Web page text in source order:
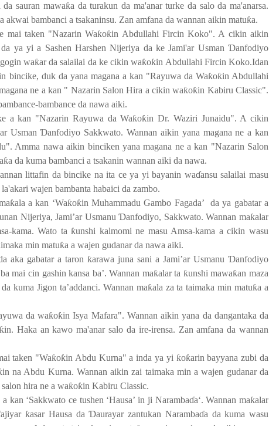
da sauran mawaƙa da turakun da ma'anar turke da salo da ma'anarsa.
akwai bambanci a tsakaninsu. Zan amfana da wannan aikin matuƙa.
mai taken "Nazarin Waƙoƙin Abdullahi Fircin Koko". A cikin aikin
ya yi a Sashen Harshen Nijeriya da ke Jami'ar Usman Ɗanfodiyo
waƙar da salailai da ke cikin waƙoƙin Abdullahi Fircin Koko.Idan
bincike, duk da yana magana a kan "Rayuwa da Waƙoƙin Abdullahi
ne a kan " Nazarin Salon Hira a cikin waƙoƙin Kabiru Classic".
bambance da nawa aiki.
a kan "Nazarin Rayuwa da Waƙoƙin Dr. Waziri Junaidu". A cikin
UsmanƊanfodiyo Sakkwato. Wannan aikin yana magana ne a kan
Amma nawa aikin binciken yana magana ne a kan "Nazarin Salon
ƙa da kuma bambanci a tsakanin wannan aiki da nawa.
littafin da bincike na ita ce ya yi bayanin waɗansu salailai masu
wajen bambanta habaici da zambo.
ƙala a kan ‘Waƙoƙin Muhammadu Gambo Fagada’
da ya gabatar a
Nijeriya, Jami’ar UsmanuƊanfodiyo, Sakkwato. Wannan maƙalar
kama. Wato ta ƙunshi kalmomi ne masu Amsa-kama a cikin wasu
min matuƙa a wajen gudanar da nawa aiki.
aka gabatar a taron ƙarawa juna sani a Jami’ar Usmanu Ɗanfodiyo
mai cin gashin kansa ba’. Wannan maƙalar ta ƙunshi mawaƙan maza
kuma Jigon ta’addanci. Wannan maƙala za ta taimaka min matuƙa a
da waƙoƙin Isya Mafara". Wannan aikin yana da dangantaka da
ƙin. Haka an kawo ma'anar salo da ire-irensa. Zan amfana da wannan
taken "Waƙoƙin Abdu Kurna" a inda ya yi ƙoƙarin bayyana zubi da
in na Abdu Kurna. Wannan aikin zai taimaka min a wajen gudanar da
hira ne a waƙoƙin Kabiru Classic.
a kan ‘Sakkwato ce tushen ‘Hausa’ in ji Narambaɗa‘. Wannan maƙalar
ƙasar Hausa daƊaurayar zantukan Narambaɗa da kuma wasu